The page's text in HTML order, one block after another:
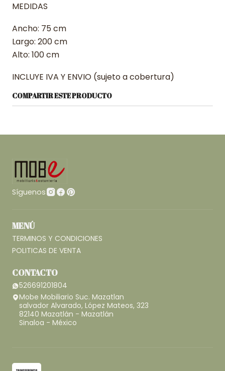
MEDIDAS
Ancho: 75 cm
Largo: 200 cm
Alto: 100 cm
INCLUYE IVA Y ENVIO (sujeto a cobertura)
COMPARTIR ESTE PRODUCTO
Síguenos
MENÚ
TERMINOS Y CONDICIONES
POLITICAS DE VENTA
CONTACTO
526691201804
Mobe Mobiliario Suc. Mazatlan
salvador Alvarado, López Mateos, 323
82140 Mazatlán - Mazatlán
Sinaloa - México